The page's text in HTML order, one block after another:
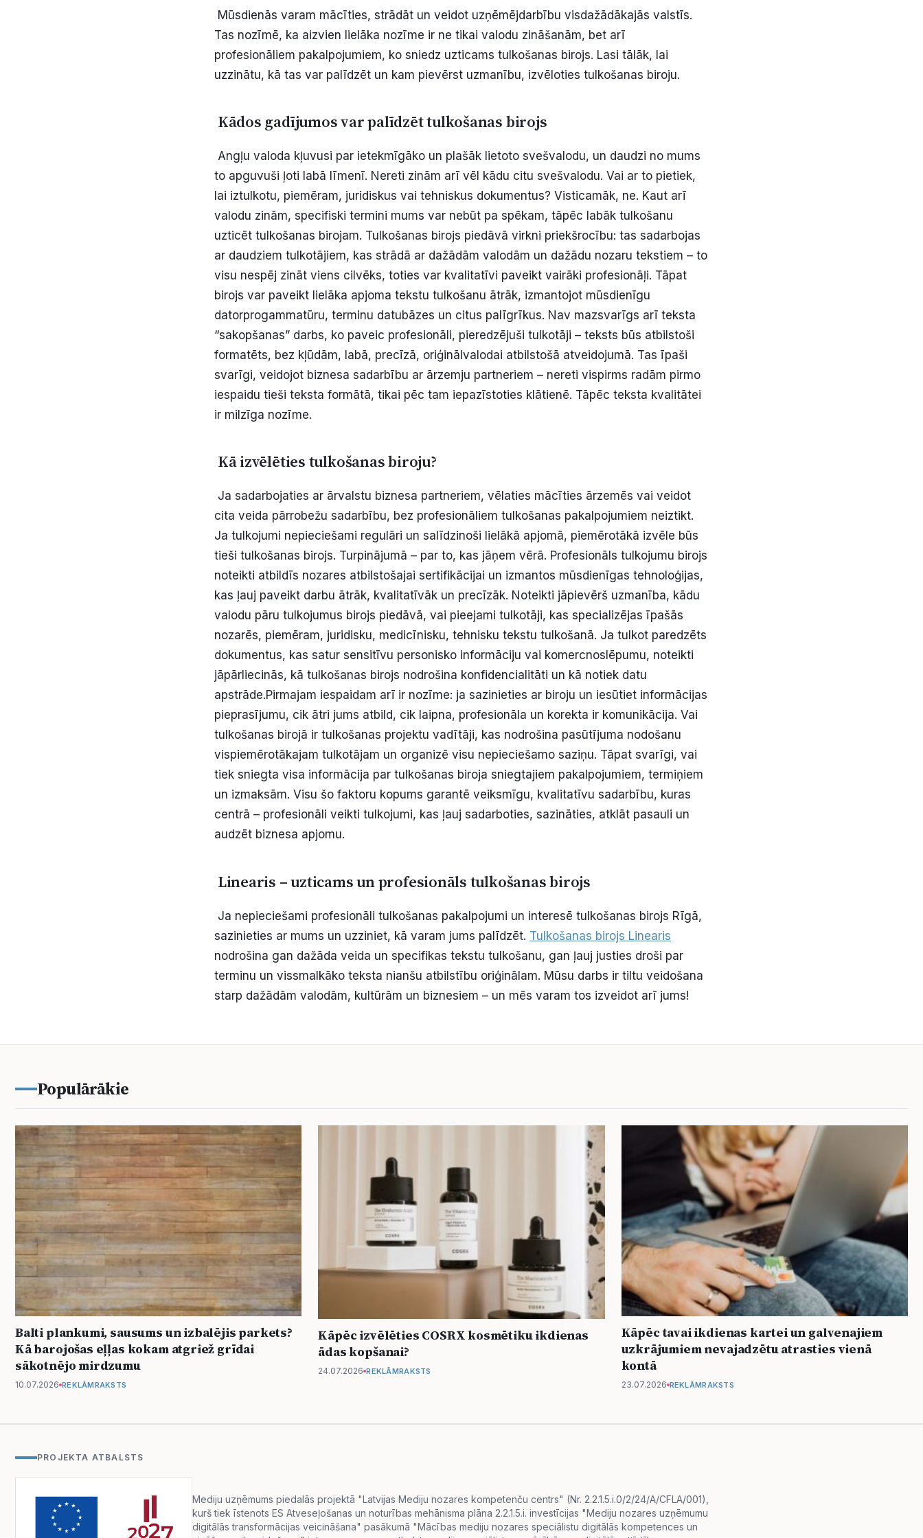
Mūsdienās varam mācīties, strādāt un veidot uzņēmējdarbību visdažādākajās valstīs.
Tas nozīmē, ka aizvien lielāka nozīme ir ne tikai valodu zināšanām, bet arī
profesionāliem pakalpojumiem, ko sniedz uzticams tulkošanas birojs. Lasi tālāk, lai
uzzinātu, kā tas var palīdzēt un kam pievērst uzmanību, izvēloties tulkošanas biroju.
Kādos gadījumos var palīdzēt tulkošanas birojs
Angļu valoda kļuvusi par ietekmīgāko un plašāk lietoto svešvalodu, un daudzi no mums
to apguvuši ļoti labā līmenī. Nereti zinām arī vēl kādu citu svešvalodu. Vai ar to pietiek,
lai iztulkotu, piemēram, juridiskus vai tehniskus dokumentus? Visticamāk, ne. Kaut arī
valodu zinām, specifiski termini mums var nebūt pa spēkam, tāpēc labāk tulkošanu
uzticēt tulkošanas birojam. Tulkošanas birojs piedāvā virkni priekšrocību: tas sadarbojas
ar daudziem tulkotājiem, kas strādā ar dažādām valodām un dažādu nozaru tekstiem – to
visu nespēj zināt viens cilvēks, toties var kvalitatīvi paveikt vairāki profesionāļi. Tāpat
birojs var paveikt lielāka apjoma tekstu tulkošanu ātrāk, izmantojot mūsdienīgu
datorprogammatūru, terminu datubāzes un citus palīgrīkus. Nav mazsvarīgs arī teksta
“sakopšanas” darbs, ko paveic profesionāli, pieredzējuši tulkotāji – teksts būs atbilstoši
formatēts, bez kļūdām, labā, precīzā, oriģinālvalodai atbilstošā atveidojumā. Tas īpaši
svarīgi, veidojot biznesa sadarbību ar ārzemju partneriem – nereti vispirms radām pirmo
iespaidu tieši teksta formātā, tikai pēc tam iepazīstoties klātienē. Tāpēc teksta kvalitātei
ir milzīga nozīme.
Kā izvēlēties tulkošanas biroju?
Ja sadarbojaties ar ārvalstu biznesa partneriem, vēlaties mācīties ārzemēs vai veidot
cita veida pārrobežu sadarbību, bez profesionāliem tulkošanas pakalpojumiem neiztikt.
Ja tulkojumi nepieciešami regulāri un salīdzinoši lielākā apjomā, piemērotākā izvēle būs
tieši tulkošanas birojs. Turpinājumā – par to, kas jāņem vērā. Profesionāls tulkojumu birojs
noteikti atbildīs nozares atbilstošajai sertifikācijai un izmantos mūsdienīgas tehnoloģijas,
kas ļauj paveikt darbu ātrāk, kvalitatīvāk un precīzāk. Noteikti jāpievērš uzmanība, kādu
valodu pāru tulkojumus birojs piedāvā, vai pieejami tulkotāji, kas specializējas īpašās
nozarēs, piemēram, juridisku, medicīnisku, tehnisku tekstu tulkošanā. Ja tulkot paredzēts
dokumentus, kas satur sensitīvu personisko informāciju vai komercnoslēpumu, noteikti
jāpārliecinās, kā tulkošanas birojs nodrošina konfidencialitāti un kā notiek datu
apstrāde.Pirmajam iespaidam arī ir nozīme: ja sazinieties ar biroju un iesūtiet informācijas
pieprasījumu, cik ātri jums atbild, cik laipna, profesionāla un korekta ir komunikācija. Vai
tulkošanas birojā ir tulkošanas projektu vadītāji, kas nodrošina pasūtījuma nodošanu
vispiemērotākajam tulkotājam un organizē visu nepieciešamo saziņu. Tāpat svarīgi, vai
tiek sniegta visa informācija par tulkošanas biroja sniegtajiem pakalpojumiem, termiņiem
un izmaksām. Visu šo faktoru kopums garantē veiksmīgu, kvalitatīvu sadarbību, kuras
centrā – profesionāli veikti tulkojumi, kas ļauj sadarboties, sazināties, atklāt pasauli un
audzēt biznesa apjomu.
Linearis – uzticams un profesionāls tulkošanas birojs
Ja nepieciešami profesionāli tulkošanas pakalpojumi un interesē tulkošanas birojs Rīgā,
sazinieties ar mums un uzziniet, kā varam jums palīdzēt. Tulkošanas birojs Linearis
nodrošina gan dažāda veida un specifikas tekstu tulkošanu, gan ļauj justies droši par
terminu un vissmalkāko teksta nianšu atbilstību oriģinālam. Mūsu darbs ir tiltu veidošana
starp dažādām valodām, kultūrām un biznesiem – un mēs varam tos izveidot arī jums!
Populārākie
Balti plankumi, sausums un izbalējis parkets?
Kā barojošas eļļas kokam atgriež grīdai
sākotnējo mirdzumu
10.07.2026 REKLĀMRAKSTS
Kāpēc izvēlēties COSRX kosmētiku ikdienas
ādas kopšanai?
24.07.2026 REKLĀMRAKSTS
Kāpēc tavai ikdienas kartei un galvenajiem
uzkrājumiem nevajadzētu atrasties vienā
kontā
23.07.2026 REKLĀMRAKSTS
PROJEKTA ATBALSTS
Mediju uzņēmums piedalās projektā "Latvijas Mediju nozares kompetenču centrs" (Nr. 2.2.1.5.i.0/2/24/A/CFLA/001),
kurš tiek īstenots ES Atveseļošanas un noturības mehānisma plāna 2.2.1.5.i. investīcijas "Mediju nozares uzņēmumu
digitālās transformācijas veicināšana" pasākumā "Mācības mediju nozares speciālistu digitālās kompetences un